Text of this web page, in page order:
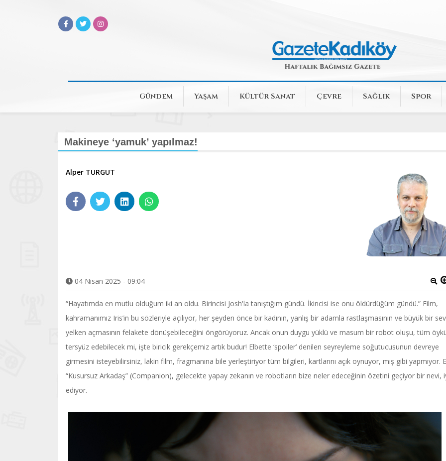
Gündem Yaşam Kültür Sanat Çevre Sağlık Spor
Makineye ‘yamuk’ yapılmaz!
Alper TURGUT
04 Nisan 2025 - 09:04
“Hayatımda en mutlu olduğum iki an oldu. Birincisi Josh'la tanıştığım gündü. İkincisi ise onu öldürdüğüm gündü.” Film,
kahramanımız Iris’in bu sözleriyle açılıyor, her şeyden önce bir kadının, yanlış bir adamla rastlaşmasının ve büyük bir
yelken açmasının felakete dönüşebileceğini öngörüyoruz. Ancak onun duygu yüklü ve masum bir robot oluşu, tüm
tersyüz edebilecek mi, işte biricik gerekçemiz artık budur! Elbette ‘spoiler’ denilen seyreyleme soğutucusunun devreye
girmesini isteyebilirsiniz, lakin film, fragmanına bile yerleştiriyor tüm bilgileri, kartlarını açık oynuyor, mış gibi yapmıyor.
“Kusursuz Arkadaş” (Companion), gelecekte yapay zekanın ve robotların bize neler edeceğinin özetini geçiyor bir nevi,
ediyor.